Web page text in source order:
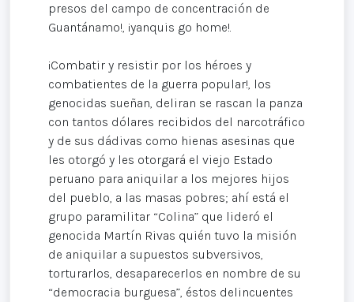
presos del campo de concentración de
Guantánamo!, ¡yanquis go home!.
¡Combatir y resistir por los héroes y
combatientes de la guerra popular!, los
genocidas sueñan, deliran se rascan la panza
con tantos dólares recibidos del narcotráfico
y de sus dádivas como hienas asesinas que
les otorgó y les otorgará el viejo Estado
peruano para aniquilar a los mejores hijos
del pueblo, a las masas pobres; ahí está el
grupo paramilitar “Colina” que lideró el
genocida Martín Rivas quién tuvo la misión
de aniquilar a supuestos subversivos,
torturarlos, desaparecerlos en nombre de su
“democracia burguesa”, éstos delincuentes